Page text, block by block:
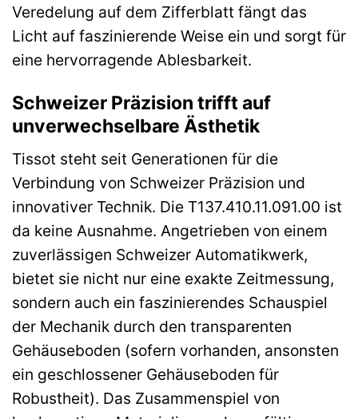
Veredelung auf dem Zifferblatt fängt das
Licht auf faszinierende Weise ein und sorgt für
eine hervorragende Ablesbarkeit.
Schweizer Präzision trifft auf
unverwechselbare Ästhetik
Tissot steht seit Generationen für die
Verbindung von Schweizer Präzision und
innovativer Technik. Die T137.410.11.091.00 ist
da keine Ausnahme. Angetrieben von einem
zuverlässigen Schweizer Automatikwerk,
bietet sie nicht nur eine exakte Zeitmessung,
sondern auch ein faszinierendes Schauspiel
der Mechanik durch den transparenten
Gehäuseboden (sofern vorhanden, ansonsten
ein geschlossener Gehäuseboden für
Robustheit). Das Zusammenspiel von